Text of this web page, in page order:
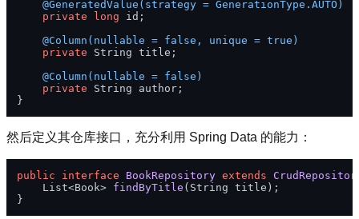
@GeneratedValue(strategy = GenerationType.AUTO)
private
long id;
@Column(nullable = false, unique = true)
private String title;
@Column(nullable = false)
private String author;
然后定义其仓库接口，充分利用 Spring Data 的能力：
public interface BookRepository extends
    List<Book>
findByTitle (String title) ;